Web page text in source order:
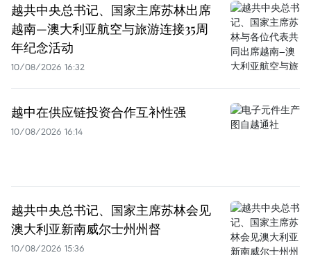
越共中央总书记、国家主席苏林出席
越南—澳大利亚航空与旅游连接35周
年纪念活动
10/08/2026 16:32
越中在供应链投资合作互补性强
10/08/2026 16:14
越共中央总书记、国家主席苏林会见
澳大利亚新南威尔士州州督
10/08/2026 15:36